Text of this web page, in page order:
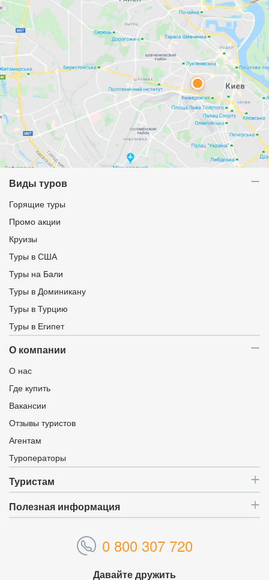
Виды туров
Горящие туры
Промо акции
Круизы
Туры в США
Туры на Бали
Туры в Доминикану
Туры в Турцию
Туры в Египет
О компании
О нас
Где купить
Вакансии
Отзывы туристов
Агентам
Туроператоры
Туристам
Полезная информация
0 800 307 720
Давайте дружить